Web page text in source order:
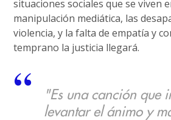
situaciones sociales que se viven
manipulación mediática, las
violencia, y la falta de empatía y
temprano la justicia llegará.
"Es una canción que
levantar el ánimo y